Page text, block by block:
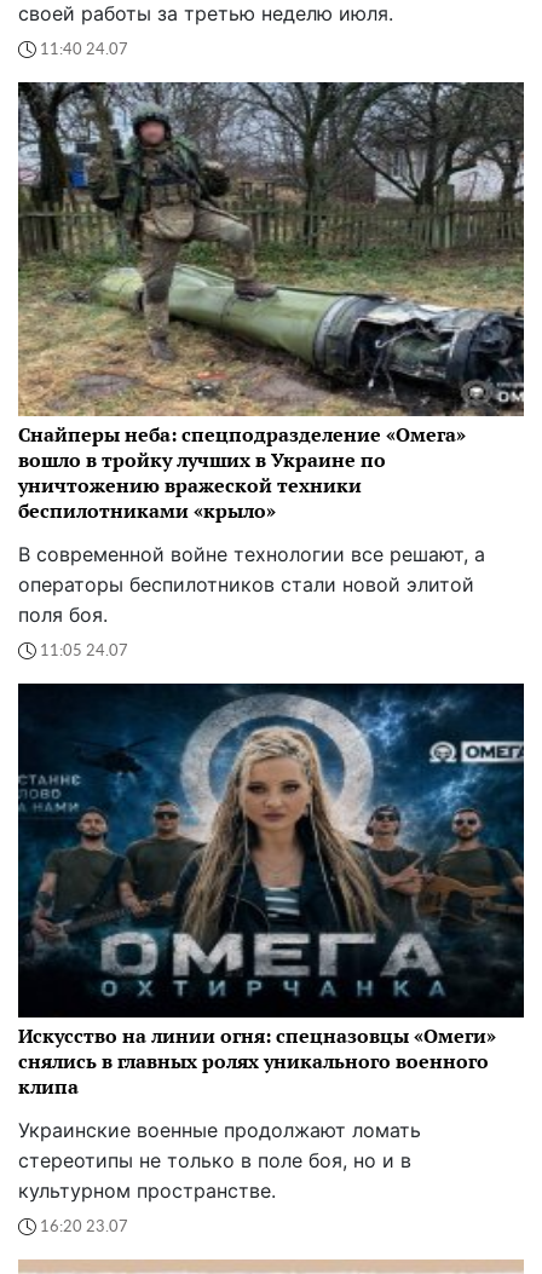
своей работы за третью неделю июля.
11:40 24.07
Снайперы неба: спецподразделение «Омега»
вошло в тройку лучших в Украине по
уничтожению вражеской техники
беспилотниками «крыло»
В современной войне технологии все решают, а
операторы беспилотников стали новой элитой
поля боя.
11:05 24.07
Искусство на линии огня: спецназовцы «Омеги»
снялись в главных ролях уникального военного
клипа
Украинские военные продолжают ломать
стереотипы не только в поле боя, но и в
культурном пространстве.
16:20 23.07